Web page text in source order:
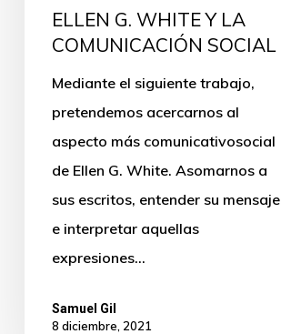
ELLEN G. WHITE Y LA
COMUNICACIÓN SOCIAL
Mediante el siguiente trabajo,
pretendemos acercarnos al
aspecto más comunicativosocial
de Ellen G. White. Asomarnos a
sus escritos, entender su mensaje
e interpretar aquellas
expresiones…
Samuel Gil
8 diciembre, 2021